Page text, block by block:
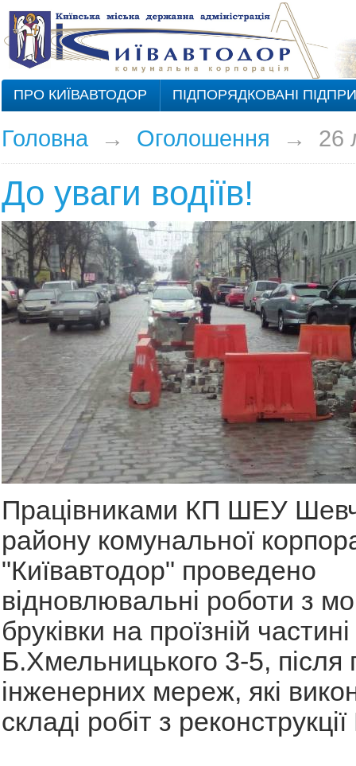
ПРО КИЇВАВТОДОР ПІДПОРЯДКОВАНІ
Головна→ Оголошення → 26
До уваги водіїв!
Працівниками КП ШЕУ
району комунальної
"Київавтодор" проведено
відновлювальні роботи з
бруківки на проїзній
Б.Хмельницького 3-5, після
інженерних мереж, які
складі робіт з